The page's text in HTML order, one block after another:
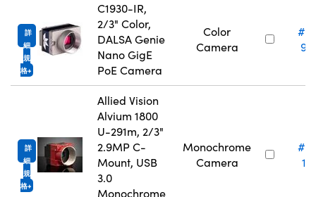
詳
細
規
格
C1930-IR,
2/3" Color,
DALSA Genie
Nano GigE
PoE Camera
Color
Camera
詳
細
規
格
Allied Vision
Alvium 1800
U-291m, 2/3"
2.9MP C-
Mount, USB
3.0
Monochrome
Monochrome
Camera